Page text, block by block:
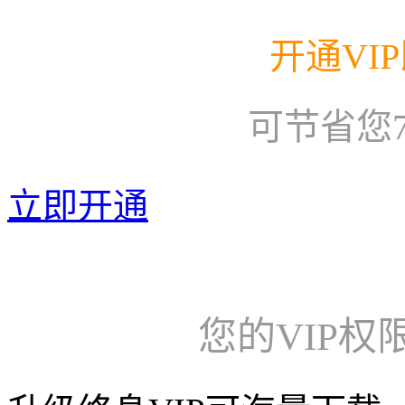
开通
可节省您
立即开通
您的VIP权